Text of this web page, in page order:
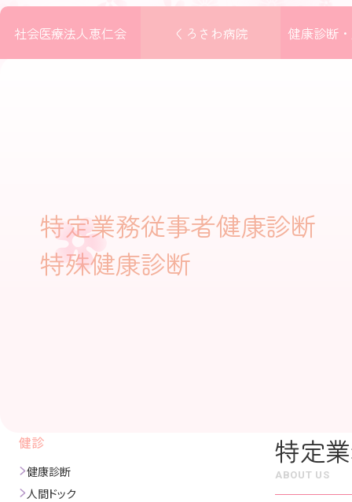
内
社会医療法人恵仁会 くろさわ病院 健康診断
特定業務従事者健康診断
特殊健康診断
健診
健康診断
人間ドック
特定
ABOUT US